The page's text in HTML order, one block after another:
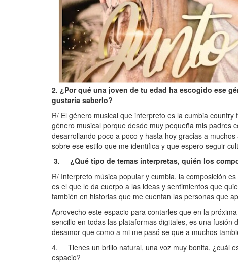
2. ¿Por qué una joven de tu edad ha escogido ese
gustaría saberlo?
R/ El género musical que interpreto es la cumbia
género musical porque desde muy pequeña mis padres
desarrollando poco a poco y hasta hoy gracias a
sobre ese estilo que me identifica y que espero seguir
3. ¿Qué tipo de temas interpretas, quién los
R/ Interpreto música popular y cumbia, la composición
es el que le da cuerpo a las ideas y sentimientos que
también en historias que me cuentan las personas que
Aprovecho este espacio para contarles que en la
sencillo en todas las plataformas digitales, es una
desamor que como a mi me pasó se que a muchos
4. Tienes un brillo natural, una voz muy bonita, ¿cuál
espacio?